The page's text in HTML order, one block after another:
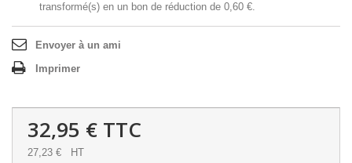
transformé(s) en un bon de réduction de 0,60 €.
Envoyer à un ami
Imprimer
32,95 € TTC
27,23 € HT